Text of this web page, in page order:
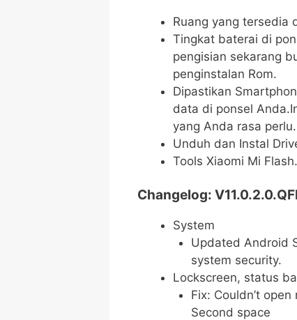
Ruang yang tersedia
Tingkat baterai di
pengisian sekarang
penginstalan Rom.
Dipastikan
data di ponsel
yang Anda rasa perlu.
Unduh dan Instal
Tools Xiaomi Mi
Changelog:
System
Updated Android
system security.
Lockscreen, status
Fix: Couldn’t
Second space